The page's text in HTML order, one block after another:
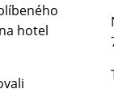
hotel